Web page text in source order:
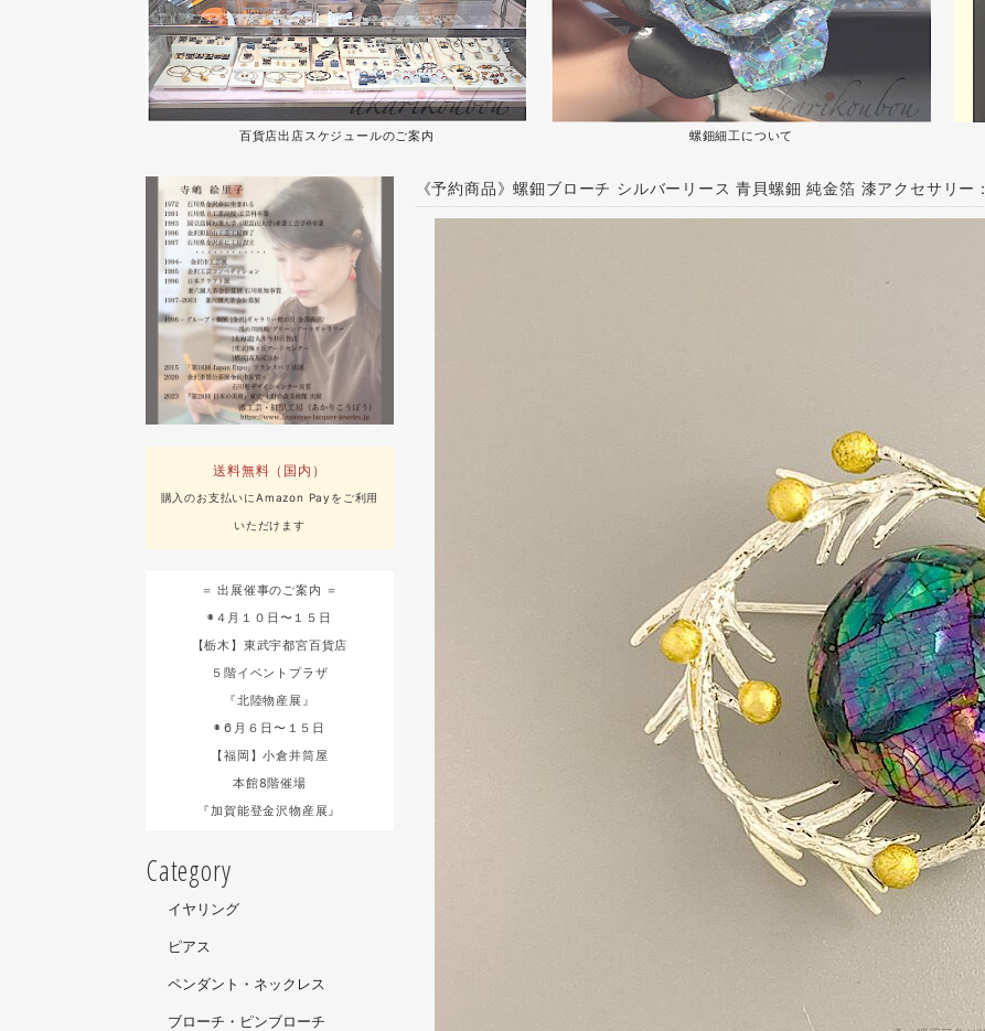
百貨店出店スケジュールのご案内 螺鈿細工について
送料無料（国内）
購入のお支払いにAmazon Payをご利用
いただけます
＝ 出展催事のご案内 ＝
◉４月１０日〜１５日
【栃木】東武宇都宮百貨店
５階イベントプラザ
『北陸物産展』
◉６月６日〜１５日
【福岡】小倉井筒屋
本館8階催場
『加賀能登金沢物産展』
Category
イヤリング
ピアス
ペンダント・ネックレス
ブローチ・ピンブローチ
《予約商品》螺鈿ブローチ シルバーリース 青貝螺鈿 純金箔 漆アクセサリ